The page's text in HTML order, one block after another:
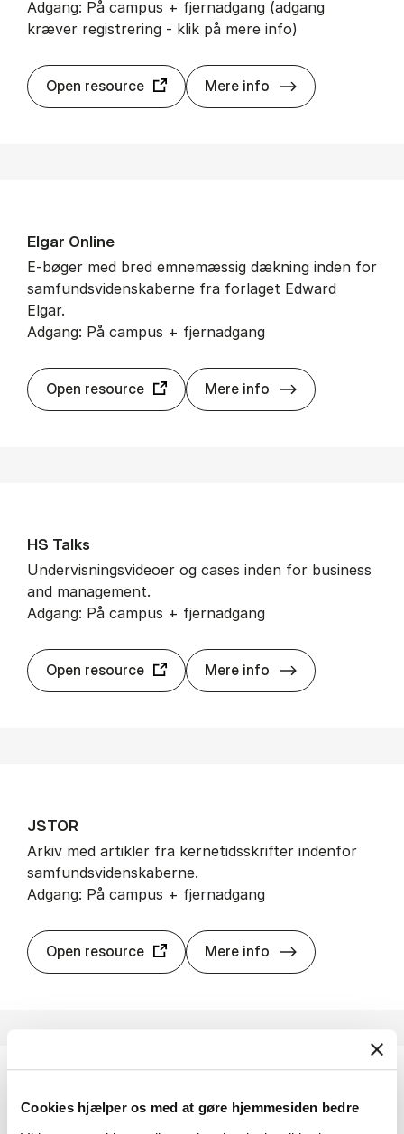
Cookies hjælper os med at gøre hjemmesiden bedre
Adgang: På campus + fjernadgang (adgang
kræver registrering - klik på mere info)
Open resource Mere info Ca­pi­tal IQ
El­gar On­li­ne
E-bøger med bred emnemæssig dækning inden for
samfundsvidenskaberne fra forlaget Edward
Elgar.
Adgang: På campus + fjernadgang
Open resource Mere info El­gar On­li­ne
HS Tal­ks
Undervisningsvideoer og cases inden for business
and management.
Adgang: På campus + fjernadgang
Open resource Mere info HS Tal­ks
JSTOR
Arkiv med artikler fra kernetidsskrifter indenfor
samfundsvidenskaberne.
Adgang: På campus + fjernadgang
Open resource Mere info JSTOR
Man­dag Mor­gen